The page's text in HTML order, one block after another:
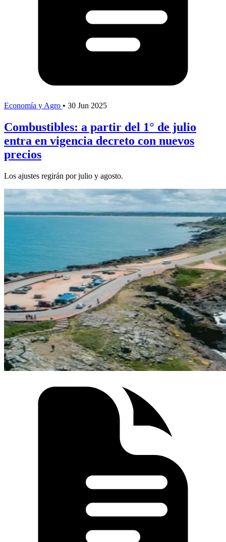
Economía y Agro • 30 Jun 2025
Combustibles: a partir del 1° de julio
entra en vigencia decreto con nuevos
precios
Los ajustes regirán por julio y agosto.